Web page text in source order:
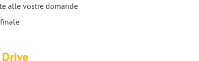
alle vostre domande